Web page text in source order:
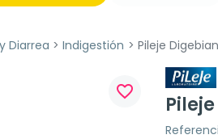
Diarrea Indigestión Pileje
favorite_border